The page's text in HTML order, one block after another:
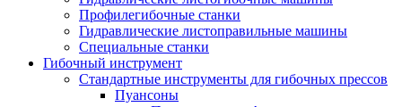
Профилегибочные станки
Гидравлические листоправильные машины
Специальные станки
Гибочный инструмент
Стандартные инструменты для гибочных прессов
Пуансоны